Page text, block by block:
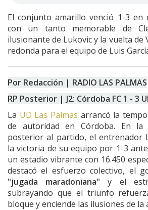
El conjunto amarillo venció 1-3 en
con un tanto memorable de
ilusionante de Lukovic y la vuelta de
redonda para el equipo de Luis
Por Redacción | RADIO LAS PALMAS
RP Posterior | J2: Córdoba FC 1 - 3
La UD Las Palmas arrancó la
de autoridad en Córdoba. En la
posterior al partido, el entrenador
la victoria de su equipo por 1-3
un estadio vibrante con 16.450
destacó el esfuerzo colectivo, el
"jugada maradoniana" y el
subrayando que el triunfo
bloque y enciende las ilusiones de la